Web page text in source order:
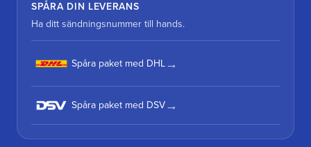
SPÅRA DIN LEVERANS
Ha ditt sändningsnummer till hands.
Spåra paket med DHL
Spåra paket med DSV